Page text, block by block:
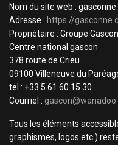
Nom du site web :
Adresse : https://
Propriétaire : Groupe
Centre national gascon
378 route de Crieu
09100 Villeneuve du
tel : +33 5 61 60 15 30
Courriel :
Tous les éléments
graphismes, logos etc.)